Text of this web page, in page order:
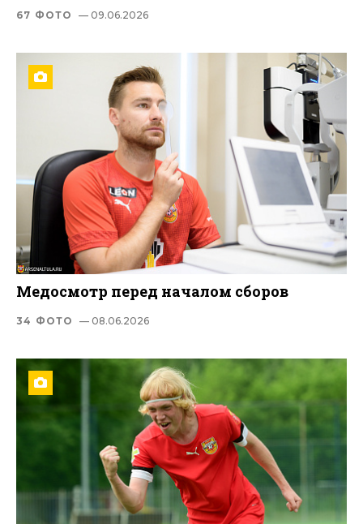
67 ФОТО — 09.06.2026
Медосмотр перед началом сборов
34 ФОТО — 08.06.2026